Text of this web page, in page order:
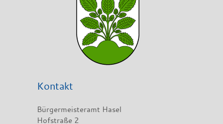
Kontakt
Bürgermeisteramt Hasel
Hofstraße 2